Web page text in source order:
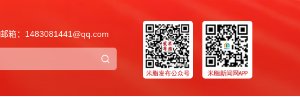
邮箱：1483081441@qq.com